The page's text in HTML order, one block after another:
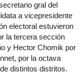
gral del
a vicepresidente
electoral estuvieron
la tercera sección
y Hector Chomik por
por la octava
distintos distritos.